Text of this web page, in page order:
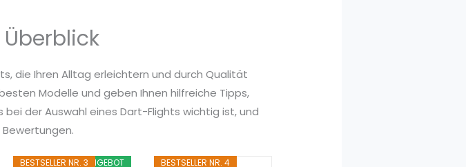
die Ihren Alltag erleichtern und durch Qualität
Modelle und geben Ihnen hilfreiche Tipps,
der Auswahl eines Dart-Flights wichtig ist, und
ANGEBOT
BESTSELLER NR. 3 BESTSELLER NR. 4